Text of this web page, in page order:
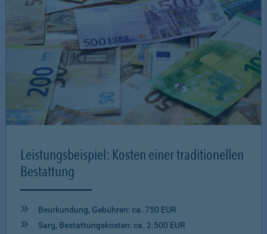
Leistungsbeispiel: Kosten einer traditionellen
Bestattung
Beurkundung, Gebühren: ca. 750 EUR
Sarg, Bestattungskosten: ca. 2.500 EUR